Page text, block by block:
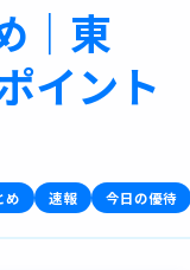
｜東
イント
め 速報 今日の優待